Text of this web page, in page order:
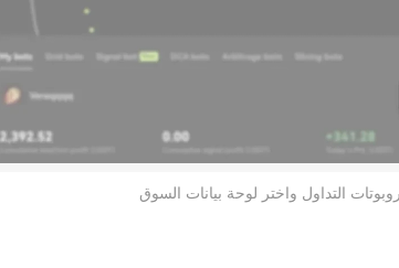
التداول واختر لوحة بيانات السوق